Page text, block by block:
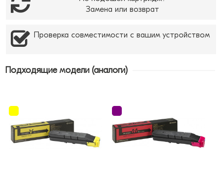
Замена или возврат
Проверка совместимости с вашим устройством
Подходящие модели (аналоги)